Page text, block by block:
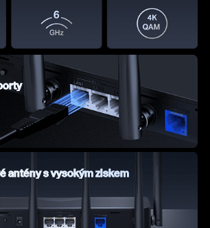
antény s vysokým ziskem